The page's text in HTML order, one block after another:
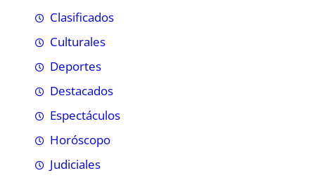
Clasificados
Culturales
Deportes
Destacados
Espectáculos
Horóscopo
Judiciales